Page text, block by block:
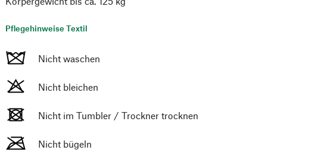
Pflegehinweise Textil
Nicht waschen
Nicht bleichen
Nicht im Tumbler / Trockner trocknen
Nicht bügeln